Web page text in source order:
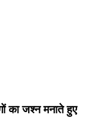
का जश्न मनाते हुए